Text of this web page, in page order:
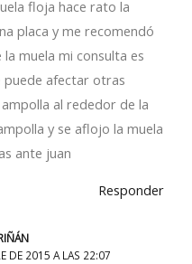
floja hace rato la
placa y me recomendó
muela mi consulta es
puede afectar otras
al rededor de la
y se aflojo la muela
ante juan
Responder
DE 2015 A LAS 22:07